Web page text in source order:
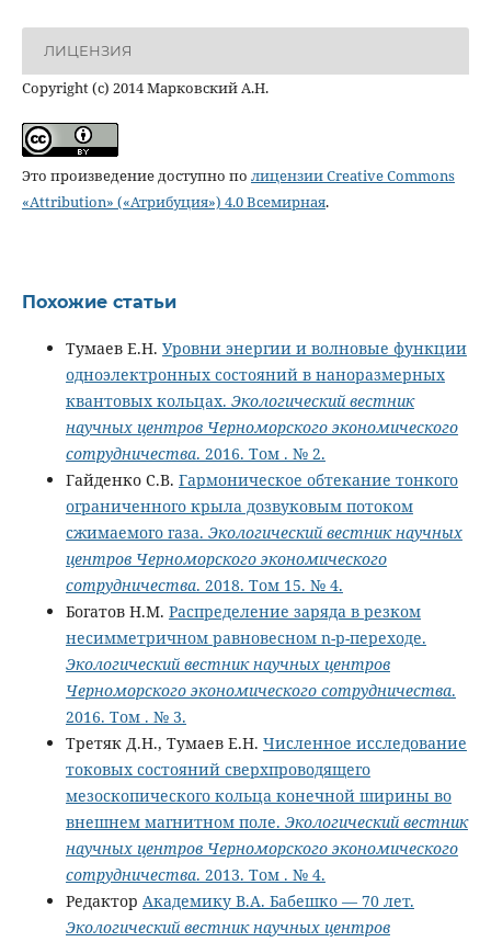
ЛИЦЕНЗИЯ
Copyright (c) 2014 Марковский А.Н.
Это произведение доступно по лицензии Creative Commons
«Attribution» («Атрибуция») 4.0 Всемирная.
Похожие статьи
Тумаев Е.Н. Уровни энергии и волновые функции
одноэлектронных состояний в наноразмерных
квантовых кольцах. Экологический вестник
научных центров Черноморского экономического
сотрудничества. 2016. Том . № 2.
Гайденко С.В. Гармоническое обтекание тонкого
ограниченного крыла дозвуковым потоком
сжимаемого газа. Экологический вестник научных
центров Черноморского экономического
сотрудничества. 2018. Том 15. № 4.
Богатов Н.М. Распределение заряда в резком
несимметричном равновесном n-p-переходе.
Экологический вестник научных центров
Черноморского экономического сотрудничества.
2016. Том . № 3.
Третяк Д.Н., Тумаев Е.Н. Численное исследование
токовых состояний сверхпроводящего
мезоскопического кольца конечной ширины во
внешнем магнитном поле. Экологический вестник
научных центров Черноморского экономического
сотрудничества. 2013. Том . № 4.
Редактор Академику В.А. Бабешко — 70 лет.
Экологический вестник научных центров